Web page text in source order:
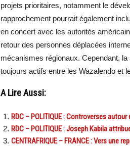
projets prioritaires, notamment le
rapprochement pourrait également
en concert avec les autorités
retour des personnes déplacées
mécanismes régionaux. Cependant,
toujours actifs entre les Wazalendo et
A Lire Aussi:
RDC – POLITIQUE : Controverses
RDC – POLITIQUE : Joseph Kabila
CENTRAFRIQUE – FRANCE : Vers une